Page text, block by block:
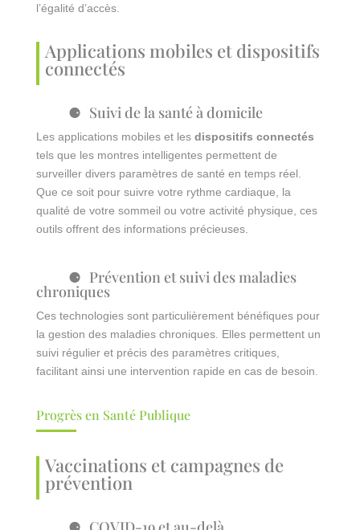
l’égalité d’accès.
Applications mobiles et dispositifs
connectés
Suivi de la santé à domicile
Les applications mobiles et les dispositifs connectés
tels que les montres intelligentes permettent de
surveiller divers paramètres de santé en temps réel.
Que ce soit pour suivre votre rythme cardiaque, la
qualité de votre sommeil ou votre activité physique, ces
outils offrent des informations précieuses.
Prévention et suivi des maladies
chroniques
Ces technologies sont particulièrement bénéfiques pour
la gestion des maladies chroniques. Elles permettent un
suivi régulier et précis des paramètres critiques,
facilitant ainsi une intervention rapide en cas de besoin.
Progrès en Santé Publique
Vaccinations et campagnes de
prévention